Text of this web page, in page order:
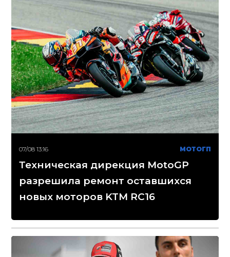
07/08 13:16 МОТОГП
Техническая дирекция MotoGP
разрешила ремонт оставшихся
новых моторов KTM RC16